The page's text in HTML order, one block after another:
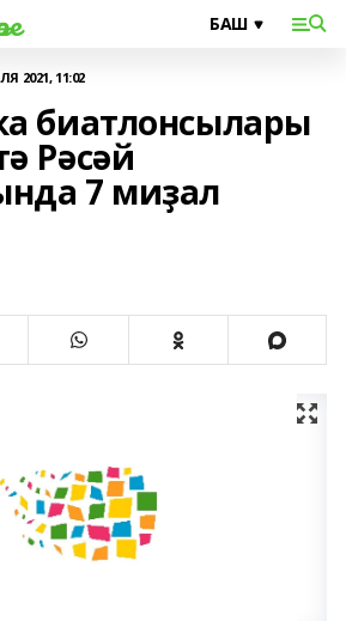
2021, 11:02
биатлонсылары
Рәсәй
7 миҙал